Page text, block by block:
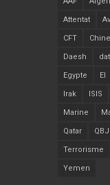
Attentat
CFT Chine
Daesh dat
Egypte EI
Irak ISIS
Marine
Qatar QBJ
Terrorisme
Yemen